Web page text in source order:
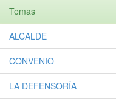
Temas
ALCALDE
CONVENIO
LA DEFENSORÍA